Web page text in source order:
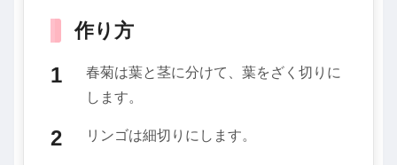
作り方
春菊は葉と茎に分けて、葉をざく切りに
します。
リンゴは細切りにします。